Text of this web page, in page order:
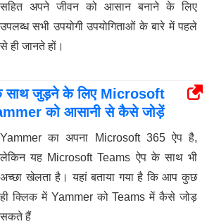
सहित अपने जीवन को आसान बनाने के लिए
उपलब्ध सभी उपयोगी उपयोगिताओं के बारे में पहले
से ही जानते हों।
साथ जुड़ने के लिए Microsoft
को आसानी से कैसे जोड़ें
Yammer का अपना Microsoft 365 ऐप है,
लेकिन यह Microsoft Teams ऐप के साथ भी
अच्छा खेलता है। यहां बताया गया है कि आप कुछ
ही क्लिक में Yammer को Teams में कैसे जोड़
सकते हैं